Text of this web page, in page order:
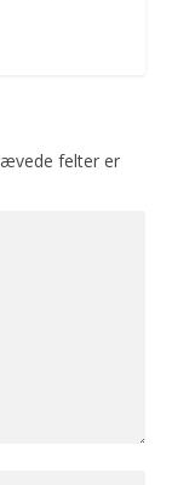
felter er